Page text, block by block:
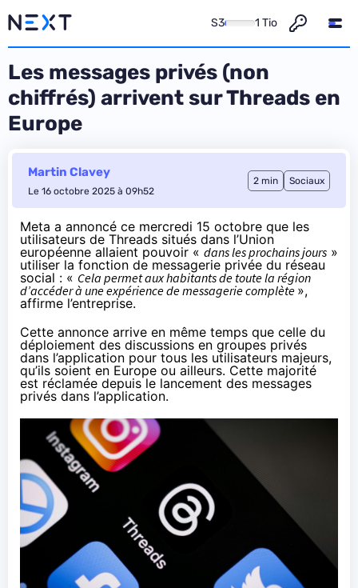
S3 1 Tio
Les messages privés (non
chiffrés) arrivent sur Threads en
Europe
Martin Clavey
Le 16 octobre 2025 à 09h52
2 min Sociaux
Meta a annoncé ce mercredi 15 octobre que les
utilisateurs de Threads situés dans l’Union
européenne allaient pouvoir « dans les prochains jours »
utiliser la fonction de messagerie privée du réseau
social : « Cela permet aux habitants de toute la région
d’accéder à une expérience de messagerie complète »,
affirme l’entreprise.
Cette annonce arrive en même temps que celle du
déploiement des discussions en groupes privés
dans l’application pour tous les utilisateurs majeurs,
qu’ils soient en Europe ou ailleurs. Cette majorité
est réclamée depuis le lancement des messages
privés dans l’application.